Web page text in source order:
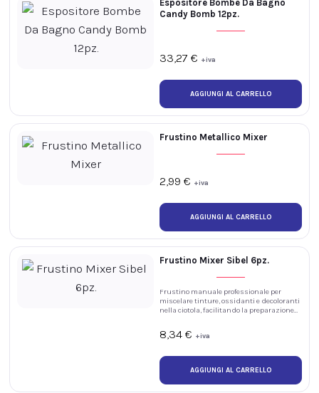
33,27 € +iva
Espositore Bombe Da Bagno
Candy Bomb 12pz.
2,99 € +iva
Frustino Metallico Mixer
8,34 € +iva
Frustino Mixer Sibel 6pz.
Frustino manuale professionale per
miscelare tinture, ossidanti e decoloranti
nella ciotola, facilitando la preparazione